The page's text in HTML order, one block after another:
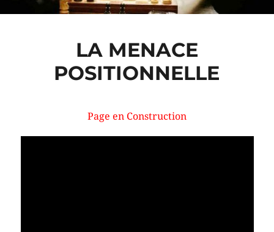
LA MENACE
POSITIONNELLE
Page en Construction